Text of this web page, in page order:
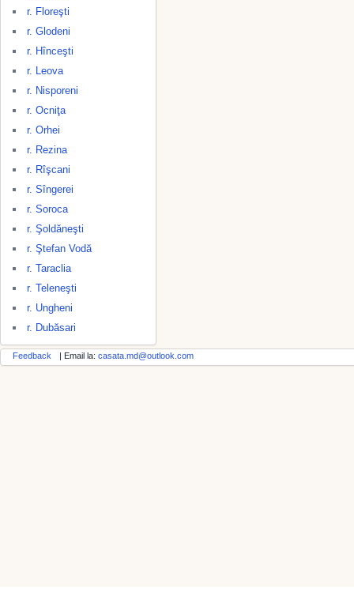
r. Floreşti
r. Glodeni
r. Hînceşti
r. Leova
r. Nisporeni
r. Ocniţa
r. Orhei
r. Rezina
r. Rîşcani
r. Sîngerei
r. Soroca
r. Şoldăneşti
r. Ştefan Vodă
r. Taraclia
r. Teleneşti
r. Ungheni
r. Dubăsari
Feedback | Email la: casata.md@outlook.com